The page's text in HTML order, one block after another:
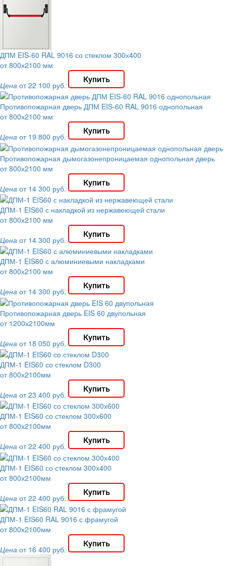
ДПМ EIS-60 RAL 9016 со стеклом 300х400
от 800х2100 мм
Цена от 22 100 руб.
Противопожарная дверь ДПМ EIS-60 RAL 9016 однопольная
от 800х2100 мм
Цена от 19 800 руб.
Противопожарная дымогазонепроницаемая однопольная дверь
от 800х2100 мм
Цена от 14 300 руб.
ДПМ-1 EIS60 с накладкой из нержавеющей стали
от 800х2100 мм
Цена от 14 300 руб.
ДПМ-1 EIS60 с алюминиевыми накладками
от 800х2100 мм
Цена от 14 300 руб.
Противопожарная дверь EIS 60 двупольная
от 1200х2100мм
Цена от 18 050 руб.
ДПМ-1 EIS60 со стеклом D300
от 800х2100мм
Цена от 23 400 руб.
ДПМ-1 EIS60 со стеклом 300х600
от 800х2100мм
Цена от 22 400 руб.
ДПМ-1 EIS60 со стеклом 300х400
от 800х2100мм
Цена от 22 400 руб.
ДПМ-1 EIS60 RAL 9016 с фрамугой
от 800х2100мм
Цена от 16 400 руб.